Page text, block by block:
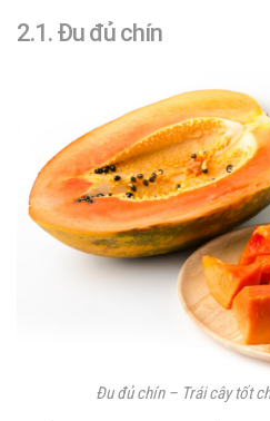
2.1. Đu đủ chín
Đu đủ chín – Trái cây tốt